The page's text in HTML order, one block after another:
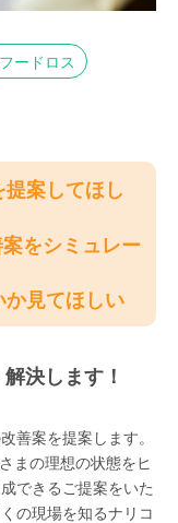
ードロス
案してほし
をシミュレー
見てほしい
決します！
善案を提案します。
まの理想の状態をヒ
できるご提案をいた
の現場を知るナリコ